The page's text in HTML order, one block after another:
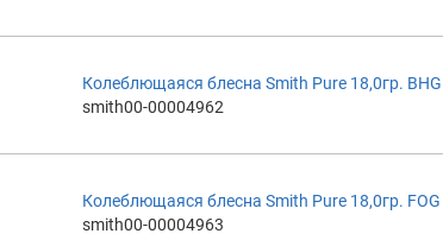
Колеблющаяся блесна Smith Pure 18,0гр. BHG
smith00-00004962
Колеблющаяся блесна Smith Pure 18,0гр. FOG
smith00-00004963